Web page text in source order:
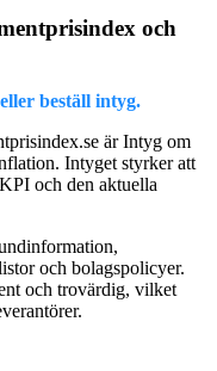
och
beställ intyg.
är Intyg om
Intyget styrker att
och den aktuella
och bolagspolicyer.
och trovärdig, vilket